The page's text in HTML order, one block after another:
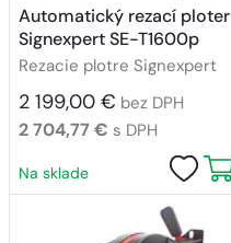
Automatický rezací ploter
Signexpert SE-T1600p
Rezacie plotre Signexpert
2 199,00 € bez DPH
2 704,77 € s DPH
Na sklade